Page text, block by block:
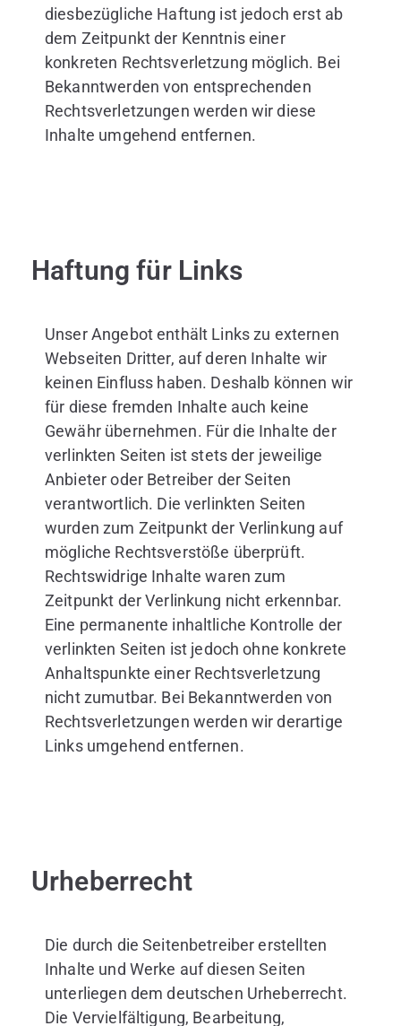
diesbezügliche Haftung ist jedoch erst ab
dem Zeitpunkt der Kenntnis einer
konkreten Rechtsverletzung möglich. Bei
Bekanntwerden von entsprechenden
Rechtsverletzungen werden wir diese
Inhalte umgehend entfernen.
Haftung für Links
Unser Angebot enthält Links zu externen
Webseiten Dritter, auf deren Inhalte wir
keinen Einfluss haben. Deshalb können wir
für diese fremden Inhalte auch keine
Gewähr übernehmen. Für die Inhalte der
verlinkten Seiten ist stets der jeweilige
Anbieter oder Betreiber der Seiten
verantwortlich. Die verlinkten Seiten
wurden zum Zeitpunkt der Verlinkung auf
mögliche Rechtsverstöße überprüft.
Rechtswidrige Inhalte waren zum
Zeitpunkt der Verlinkung nicht erkennbar.
Eine permanente inhaltliche Kontrolle der
verlinkten Seiten ist jedoch ohne konkrete
Anhaltspunkte einer Rechtsverletzung
nicht zumutbar. Bei Bekanntwerden von
Rechtsverletzungen werden wir derartige
Links umgehend entfernen.
Urheberrecht
Die durch die Seitenbetreiber erstellten
Inhalte und Werke auf diesen Seiten
unterliegen dem deutschen Urheberrecht.
Die Vervielfältigung, Bearbeitung,